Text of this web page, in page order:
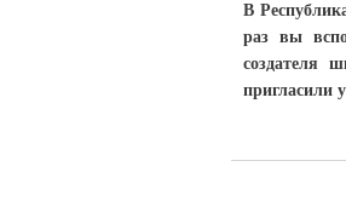
В
раз вы
создателя
пригласили